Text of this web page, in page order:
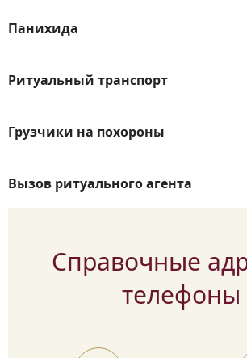
Панихида
Ритуальный транспорт
Грузчики на похороны
Вызов ритуального агента
Справочные
телефоны